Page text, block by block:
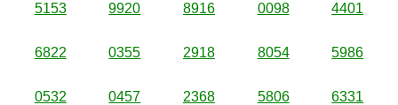
5153 9920 8916 0098 4401
6822 0355 2918 8054 5986
0532 0457 2368 5806 6331